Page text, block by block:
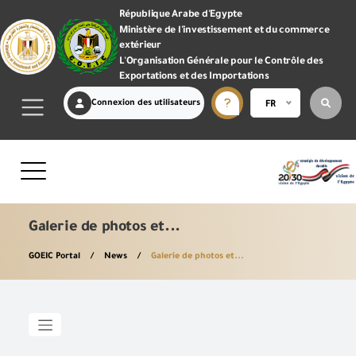
République Arabe d'Egypte
Ministère de l'investissement et du commerce
extérieur
L'Organisation Générale pour le Contrôle des
Exportations et des Importations
Connexion des utilisateurs FR
Galerie de photos et...
GOEIC Portal News Galerie de photos et...